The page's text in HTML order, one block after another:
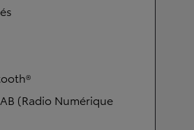
(Radio Numérique